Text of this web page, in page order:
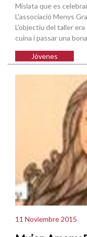
Mislata que es
L'associació Menys
L'objectiu del taller
cuina i passar una
Jóvenes
11 Noviembre 2015